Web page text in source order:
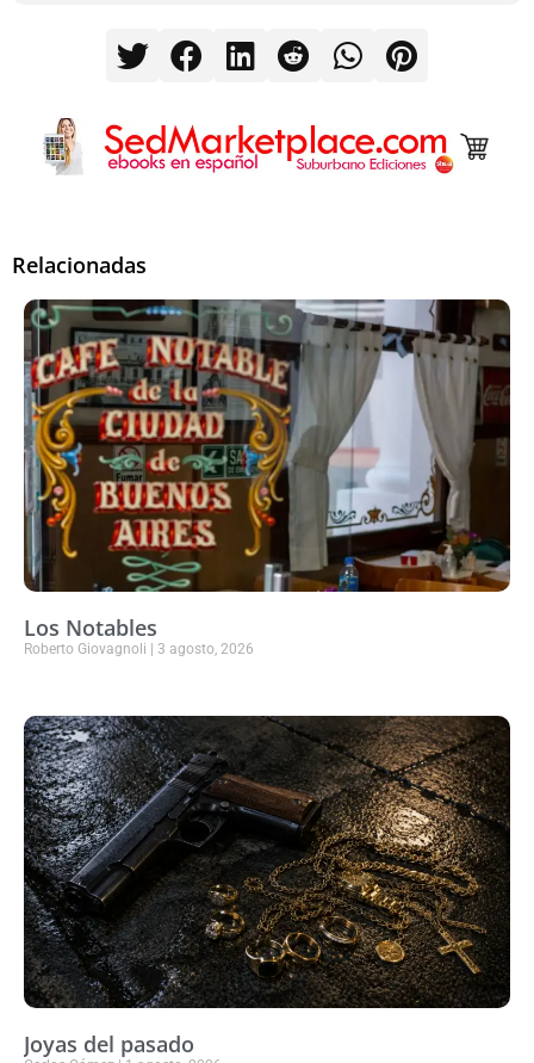
Relacionadas
Los Notables
Roberto Giovagnoli 3 agosto, 2026
Joyas del pasado